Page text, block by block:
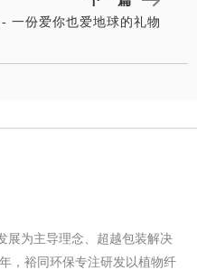
一份爱你也爱地球的礼物
展为主导理念、超越包装解决
，裕同环保专注研发以植物纤